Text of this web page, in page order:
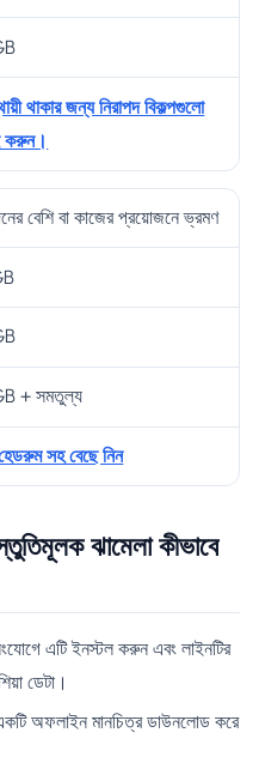
থাকার জন্য নিরাপদ বিকল্পগুলো
করুন।
বেশি বা কাজের প্রয়োজনে ভ্রমণ
+ সমতুল্য
সহ বেছে নিন
ঝামেলা কীভাবে
এটি ইনস্টল করুন এবং লাইনটির
ডেটা।
অফলাইন মানচিত্র ডাউনলোড করে